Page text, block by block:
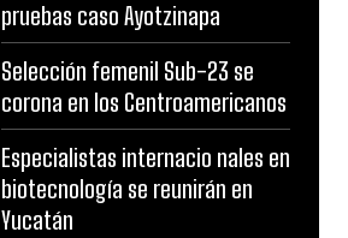
pruebas caso Ayotzinapa
Selección femenil Sub-23 se
corona en los Centroamericanos
Especialistas internacio nales en
biotecnología se reunirán en
Yucatán